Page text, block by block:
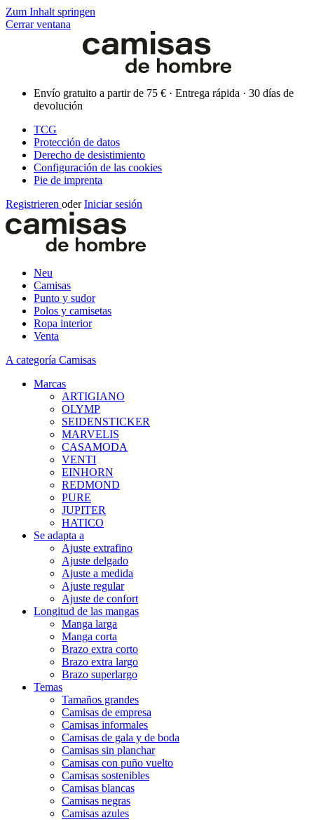
Zum Inhalt springen
Cerrar ventana
Envío gratuito a partir de 75 € · Entrega rápida · 30 días de
devolución
TCG
Protección de datos
Derecho de desistimiento
Configuración de las cookies
Pie de imprenta
Registrieren oder Iniciar sesión
Neu
Camisas
Punto y sudor
Polos y camisetas
Ropa interior
Venta
A categoría Camisas
Marcas
ARTIGIANO
OLYMP
SEIDENSTICKER
MARVELIS
CASAMODA
VENTI
EINHORN
REDMOND
PURE
JUPITER
HATICO
Se adapta a
Ajuste extrafino
Ajuste delgado
Ajuste a medida
Ajuste regular
Ajuste de confort
Longitud de las mangas
Manga larga
Manga corta
Brazo extra corto
Brazo extra largo
Brazo superlargo
Temas
Tamaños grandes
Camisas de empresa
Camisas informales
Camisas de gala y de boda
Camisas sin planchar
Camisas con puño vuelto
Camisas sostenibles
Camisas blancas
Camisas negras
Camisas azules